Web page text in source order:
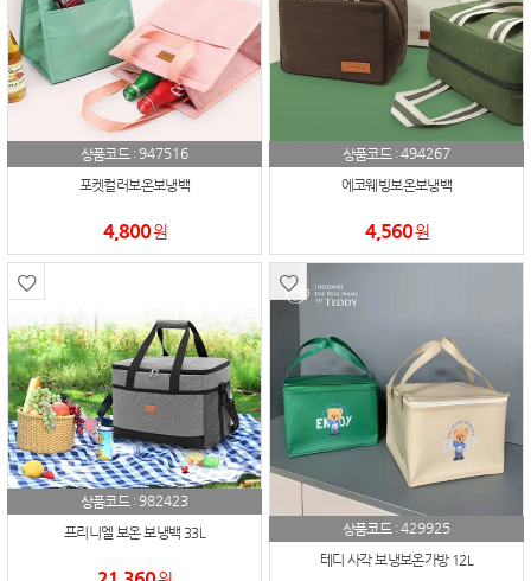
상품코드 :947516
포켓컬러보온보냉백
4,800원
상품코드 :494267
에코웨빙보온보냉백
4,560원
상품코드 :982423
프리니엘 보온 보냉백 33L
상품코드 :429925
테디 사각 보냉보온가방 12L